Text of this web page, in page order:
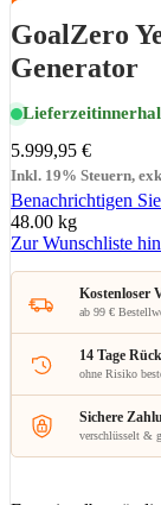
GoalZero
Generator
Lieferzeit
5.999,95 €
Inkl. 19% Steuern,
Benachrichtigen
48.00 kg
Zur Wunschliste
Kostenloser
ab 99 €
14 Tage
ohne Risiko
Sichere
verschlüsselt &